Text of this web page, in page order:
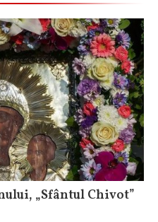
„Sfântul Chivot”